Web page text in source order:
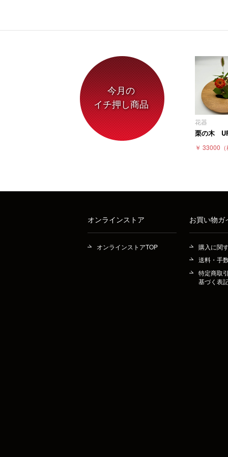
今月の
イチ押し商品
花器
栗の木
￥ 33000
オンラインストア
オンラインストアTOP
お買い物ガ
購入に関
送料・手
特定商取
基づく表